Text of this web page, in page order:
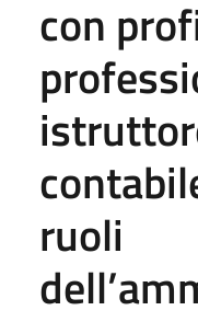
con
ruoli